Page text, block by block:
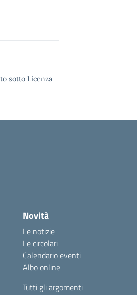
sotto Licenza
Novità
Le notizie
Le circolari
Calendario eventi
Albo online
Tutti gli argomenti